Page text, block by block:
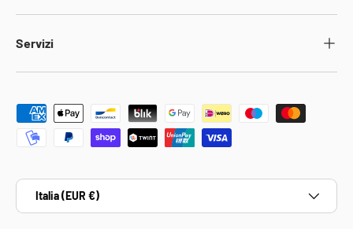
Servizi
Metodi di pagamento accettati
Paese/Regione
Italia (EUR €)